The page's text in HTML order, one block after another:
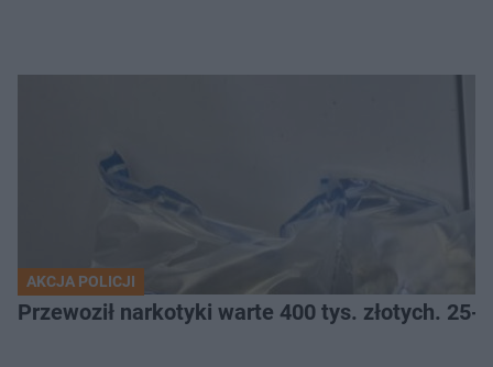
AKCJA POLICJI
Przewoził narkotyki warte 400 tys. złotych.